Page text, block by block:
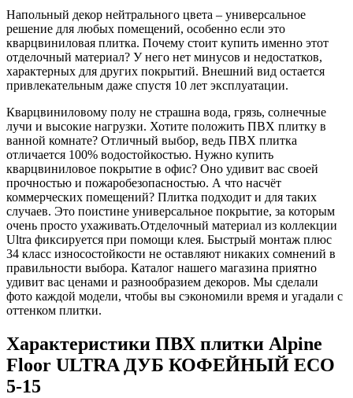
Напольный декор нейтрального цвета – универсальное
решение для любых помещений, особенно если это
кварцвиниловая плитка. Почему стоит купить именно этот
отделочный материал? У него нет минусов и недостатков,
характерных для других покрытий. Внешний вид остается
привлекательным даже спустя 10 лет эксплуатации.
Кварцвиниловому полу не страшна вода, грязь, солнечные
лучи и высокие нагрузки. Хотите положить ПВХ плитку в
ванной комнате? Отличный выбор, ведь ПВХ плитка
отличается 100% водостойкостью. Нужно купить
кварцвиниловое покрытие в офис? Оно удивит вас своей
прочностью и пожаробезопасностью. А что насчёт
коммерческих помещений? Плитка подходит и для таких
случаев. Это поистине универсальное покрытие, за которым
очень просто ухаживать.Отделочный материал из коллекции
Ultra фиксируется при помощи клея. Быстрый монтаж плюс
34 класс износостойкости не оставляют никаких сомнений в
правильности выбора. Каталог нашего магазина приятно
удивит вас ценами и разнообразием декоров. Мы сделали
фото каждой модели, чтобы вы сэкономили время и угадали с
оттенком плитки.
Характеристики ПВХ плитки Alpine
Floor ULTRA ДУБ КОФЕЙНЫЙ ECO
5-15